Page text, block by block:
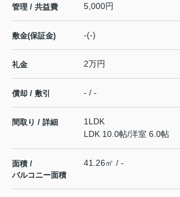
管理 / 共益費 5,000円
敷金(保証金) -(-)
礼金 2万円
償却 / 敷引 - / -
間取り / 詳細
1LDK
LDK 10.0帖/洋室 6.0帖
面積 /
バルコニー面積
41.26㎡ / -